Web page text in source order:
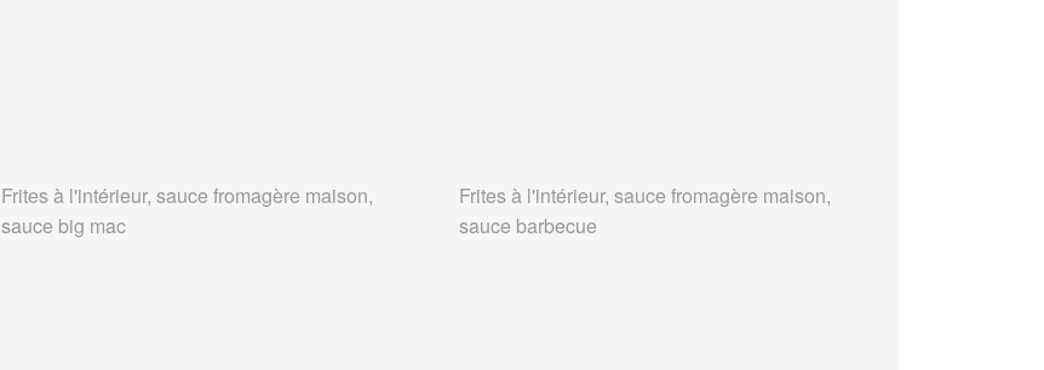
Frites à l'intérieur, sauce fromagère maison,
sauce big mac
Frites à l'intérieur, sauce fromagère maison,
sauce barbecue